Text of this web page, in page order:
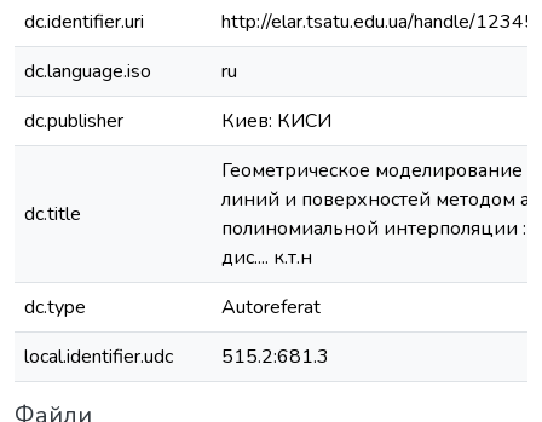
dc.identifier.uri
http://elar.tsatu.edu.ua/handle/
dc.language.iso
ru
dc.publisher
Киев: КИСИ
dc.title
Геометрическое моделирование
линий и поверхностей методом
полиномиальной интерполяции :
дис.... к.т.н
dc.type
Autoreferat
local.identifier.udc
515.2:681.3
Файли